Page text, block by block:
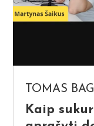
TOMAS
Kaip